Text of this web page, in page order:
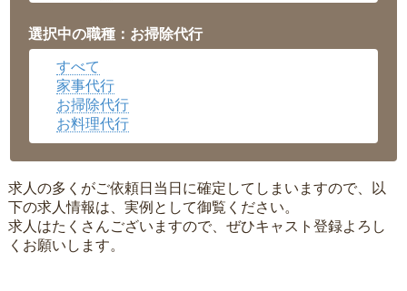
岡山県▼
広島県▼
沖縄県
選択中の職種：お掃除代行
すべて
家事代行
お掃除代行
お料理代行
求人の多くがご依頼日当日に確定してしまいますので、以
下の求人情報は、実例として御覧ください。
求人はたくさんございますので、ぜひキャスト登録よろし
くお願いします。